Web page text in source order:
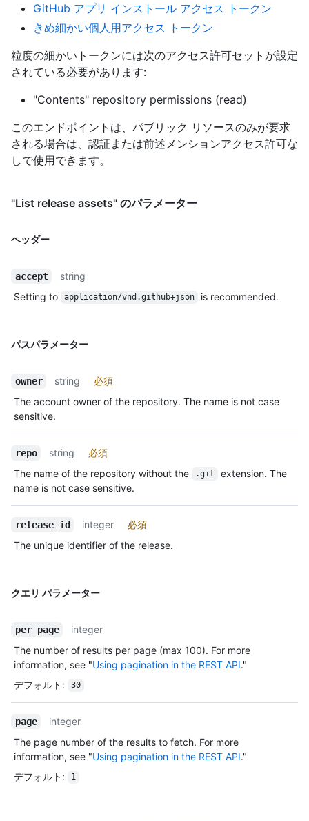
GitHub アプリ インストール アクセス トークン
きめ細かい個人用アクセス トークン
粒度の細かいトークンには次のアクセス許可セットが設定
されている必要があります:
"Contents" repository permissions (read)
このエンドポイントは、パブリック リソースのみが要求
される場合は、認証または前述メンションアクセス許可な
しで使用できます。
"List release assets" のパラメーター
ヘッダー
accept
string
Setting to
application/vnd.github+json is recommended.
パスパラメーター
owner string
必須
The account owner of the repository. The name is not case
sensitive.
repo string
必須
The name of the repository without the
.git
extension. The
name is not case sensitive.
release_id integer
必須
The unique identifier of the release.
クエリ パラメーター
per_page
integer
The number of results per page (max 100). For more
information, see "Using pagination in the REST API."
デフォルト : 30
page
integer
The page number of the results to fetch. For more
information, see "Using pagination in the REST API."
デフォルト : 1